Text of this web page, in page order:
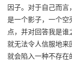
因子。对于自己而
是一个影子，一个
点，并对回答我是
就无法令人信服地
就会陷入一种不存